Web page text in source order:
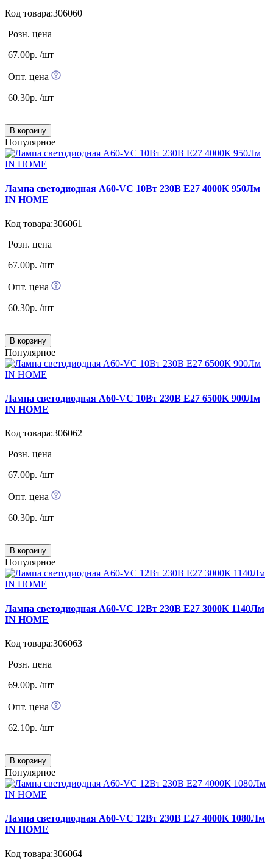
Код товара:306060
Розн. цена
67.00р. /шт
Опт. цена
60.30р. /шт
В корзину
Популярное
Лампа светодиодная А60-VC 10Вт 230В Е27 4000К 950Лм
IN HOME
Код товара:306061
Розн. цена
67.00р. /шт
Опт. цена
60.30р. /шт
В корзину
Популярное
Лампа светодиодная А60-VC 10Вт 230В Е27 6500К 900Лм
IN HOME
Код товара:306062
Розн. цена
67.00р. /шт
Опт. цена
60.30р. /шт
В корзину
Популярное
Лампа светодиодная А60-VC 12Вт 230В Е27 3000К 1140Лм
IN HOME
Код товара:306063
Розн. цена
69.00р. /шт
Опт. цена
62.10р. /шт
В корзину
Популярное
Лампа светодиодная А60-VC 12Вт 230В Е27 4000К 1080Лм
IN HOME
Код товара:306064